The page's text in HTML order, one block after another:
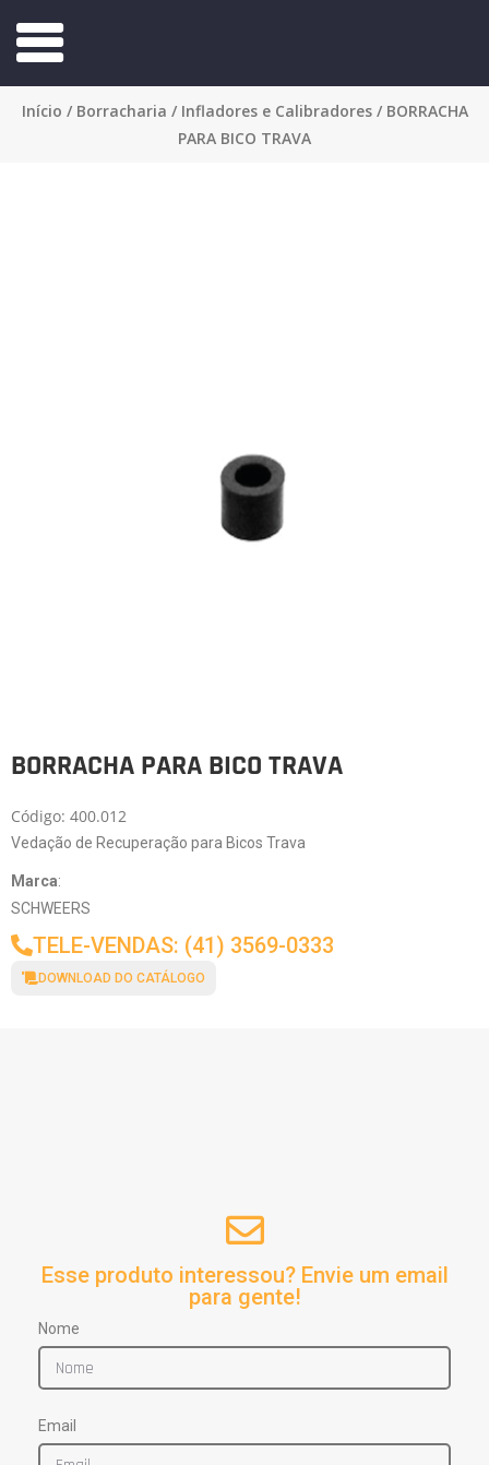
Início / Borracharia / Infladores e Calibradores/ BORRACHA
PARA BICO TRAVA
BORRACHA PARA BICO TRAVA
Código: 400.012
Vedação de Recuperação para Bicos Trava
Marca:
SCHWEERS
TELE-VENDAS: (41) 3569-0333
DOWNLOAD DO CATÁLOGO
Esse produto interessou? Envie um email
para gente!
Nome
Email